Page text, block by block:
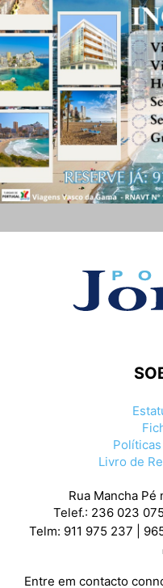
Livro de
Rua Mancha Pé
Telef.: 236 023 075
Telm: 911 975 237 |
Entre em contacto